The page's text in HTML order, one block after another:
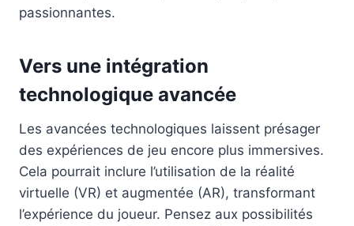
passionnantes.
Vers une intégration
technologique avancée
Les avancées technologiques laissent présager
des expériences de jeu encore plus immersives.
Cela pourrait inclure l’utilisation de la réalité
virtuelle (VR) et augmentée (AR), transformant
l’expérience du joueur. Pensez aux possibilités